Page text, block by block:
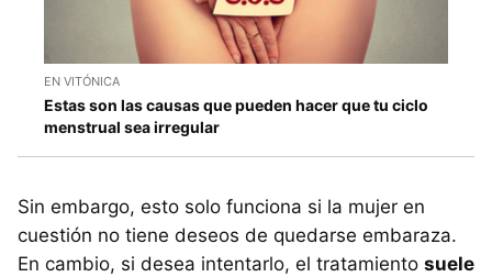
EN VITÓNICA
Estas son las causas que pueden hacer que tu ciclo
menstrual sea irregular
Sin embargo, esto solo funciona si la mujer en
cuestión no tiene deseos de quedarse embaraza.
En cambio, si desea intentarlo, el tratamiento suele